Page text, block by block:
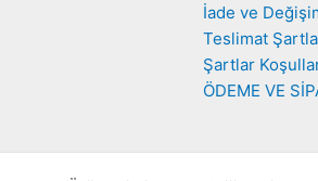
İade ve
Teslimat
Şartlar
ÖDEME VE